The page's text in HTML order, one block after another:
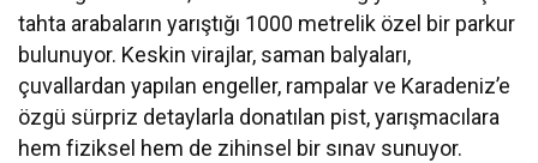
tahta arabaların yarıştığı 1000 metrelik özel bir parkur
bulunuyor. Keskin virajlar, saman balyaları,
çuvallardan yapılan engeller, rampalar ve Karadeniz’e
özgü sürpriz detaylarla donatılan pist, yarışmacılara
hem fiziksel hem de zihinsel bir sınav sunuyor.